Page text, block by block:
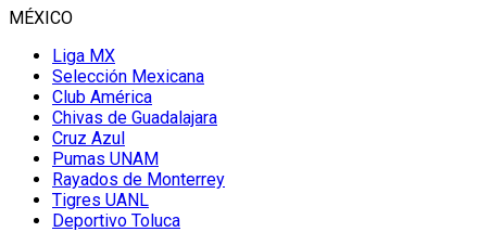
MÉXICO
Liga MX
Selección Mexicana
Club América
Chivas de Guadalajara
Cruz Azul
Pumas UNAM
Rayados de Monterrey
Tigres UANL
Deportivo Toluca